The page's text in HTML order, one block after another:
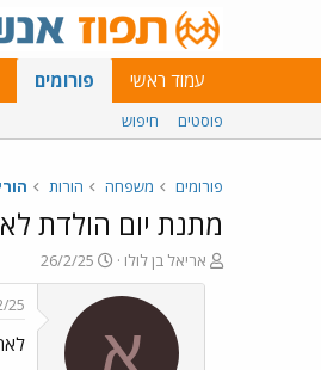
עמוד ראשי פורומים
פוסטים חיפוש
פורומים משפחה הורות
מתנת יום הולדת
פ
ו
אריאל בן לולו
פ
ו
ר
26/2/25
א
25